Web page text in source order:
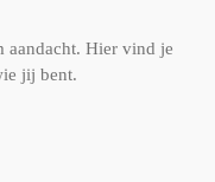
aandacht. Hier vind je
jij bent.